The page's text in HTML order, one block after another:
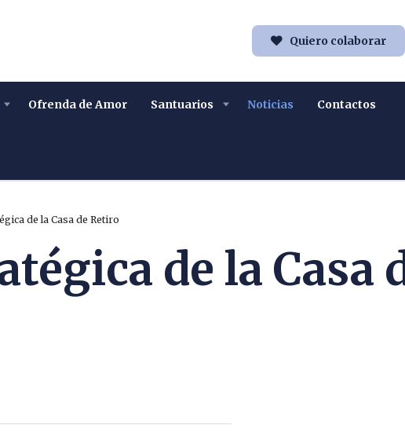
Quiero colaborar
Ofrenda de Amor Santuarios Noticias Contactos
de la Casa de Retiro
de la Casa